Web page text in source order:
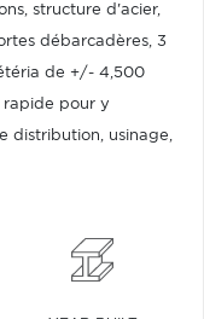
structure d'acier,
débarcadères, 3
de +/- 4,500
rapide pour y
distribution, usinage,